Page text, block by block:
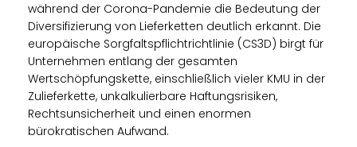
während der Corona-Pandemie die Bedeutung der
Diversifizierung von Lieferketten deutlich erkannt. Die
europäische Sorgfaltspflichtrichtlinie (CS3D) birgt für
Unternehmen entlang der gesamten
Wertschöpfungskette, einschließlich vieler KMU in der
Zulieferkette, unkalkulierbare Haftungsrisiken,
Rechtsunsicherheit und einen enormen
bürokratischen Aufwand.